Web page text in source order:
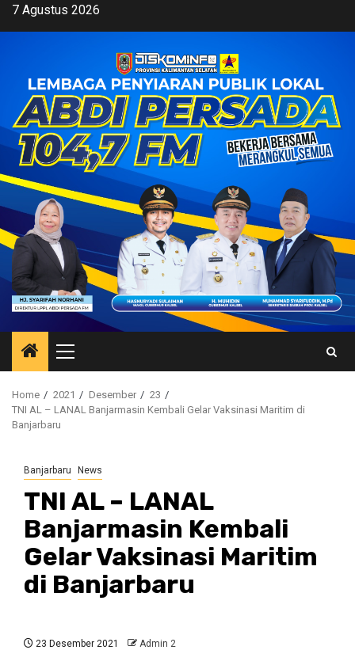
Skip7 Agustus 2026
Primary
Menu
Home 2021 Desember
23
TNI AL – LANAL Banjarmasin Kembali Gelar Vaksinasi Maritim di
Banjarbaru
Banjarbaru News
TNI AL – LANAL
Banjarmasin Kembali
Gelar Vaksinasi Maritim
di Banjarbaru
23 Desember 2021 Admin 2